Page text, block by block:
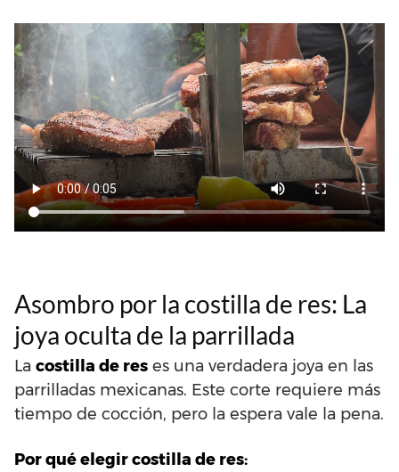
Asombro por la costilla de res: La
joya oculta de la parrillada
La costilla de res es una verdadera joya en las
parrilladas mexicanas. Este corte requiere más
tiempo de cocción, pero la espera vale la pena.
Por qué elegir costilla de res: